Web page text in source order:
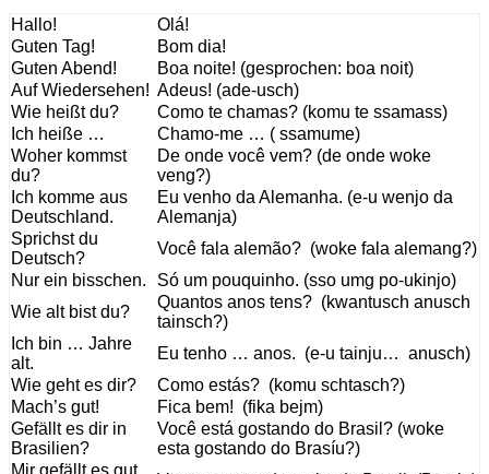
Hallo!
Olá!
Guten Tag!
Bom dia!
Guten Abend!
Boa noite! (gesprochen: boa noit)
Auf Wiedersehen! Adeus! (ade-usch)
Wie heißt du?
Como te chamas? (komu te ssamass)
Ich heiße …
Chamo-me … ( ssamume)
Woher kommst
du?
De onde você vem? (de onde woke
veng?)
Ich komme aus
Deutschland.
Eu venho da Alemanha. (e-u wenjo da
Alemanja)
Sprichst du
Deutsch?
Você fala alemão? (woke fala alemang?)
Nur ein bisschen.
Só um pouquinho. (sso umg po-ukinjo)
Wie alt bist du?
Quantos anos tens? (kwantusch anusch
tainsch?)
Ich bin … Jahre
alt.
Eu tenho … anos. (e-u tainju… anusch)
Wie geht es dir?
Como estás? (komu schtasch?)
Mach’s gut!
Fica bem! (fika bejm)
Gefällt es dir in
Brasilien?
Você está gostando do Brasil? (woke
esta gostando do Brasíu?)
Mir gefällt es gut